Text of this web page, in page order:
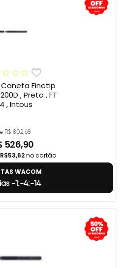
Finetip
, Preto , FT
, Intous
R$ 802,68
526,90
R$53,62no cartão
WACOM
-1:-4:-15